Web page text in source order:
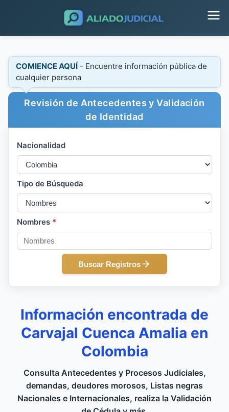
COMIENCE AQUÍ - Encuentre información pública de
cualquier persona
Revisión de Antecedentes y Validación
de Identidad
Nacionalidad
Tipo de Búsqueda
Nombres *
Buscar Registros
Información encontrada de
Carvajal Cuenca Amalia en
Colombia
Consulta Antecedentes y Procesos Judiciales,
demandas, deudores morosos, Listas negras
Nacionales e Internacionales, realiza la Validación